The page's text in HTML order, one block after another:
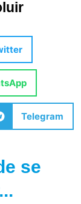
Telegram
se